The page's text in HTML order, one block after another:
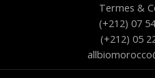
Termes &
(+212) 07
(+212) 05